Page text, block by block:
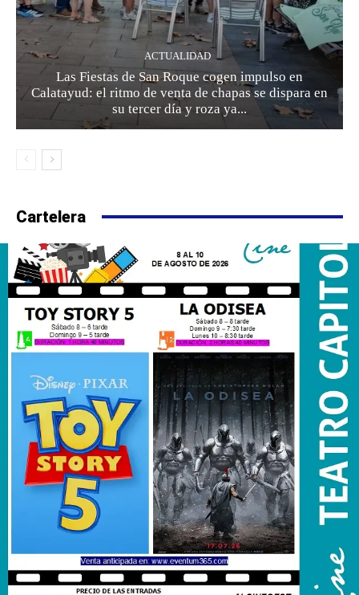
ACTUALIDAD
Las Fiestas de San Roque cogen impulso en
Calatayud: el ritmo de venta de chapas se dispara en
su tercer día y roza ya...
Cartelera